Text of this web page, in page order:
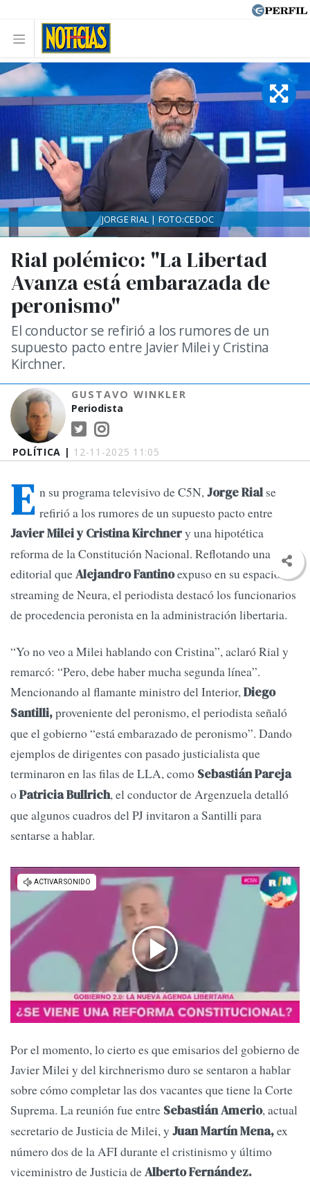
POLÍTICA | 12-11-2025 11:05
Rial polémico: "La Libertad
Avanza está embarazada de
peronismo"
El conductor se refirió a los rumores de un
supuesto pacto entre Javier Milei y Cristina
Kirchner.
GUSTAVO WINKLER
Periodista
JORGE RIAL | FOTO:CEDOC
E n su programa televisivo de C5N,Jorge Rialse
refirió a los rumores de un supuesto pacto entre
Javier Milei y Cristina Kirchnery una hipotética
reforma de la Constitución Nacional. Reflotando una
editorial queAlejandro Fantinoexpuso en su espacio
streaming de Neura, el periodista destacó los funcionarios
de procedencia peronista en la administración libertaria.
“Yo no veo a Milei hablando con Cristina”, aclaró Rial y
remarcó: “Pero, debe haber mucha segunda línea”.
Mencionando al flamante ministro del Interior,Diego
Santilli,proveniente del peronismo, el periodista señaló
que el gobierno “está embarazado de peronismo”. Dando
ejemplos de dirigentes con pasado justicialista que
terminaron en las filas de LLA, como Sebastián Pareja
oPatricia Bullrich, el conductor de Argenzuela detalló
que algunos cuadros del PJ invitaron a Santilli para
sentarse a hablar.
Por el momento, lo cierto es que emisarios del gobierno de
Javier Milei y del kirchnerismo duro se sentaron a hablar
sobre cómo completar las dos vacantes que tiene la Corte
Suprema. La reunión fue entre Sebastián Amerio, actual
secretario de Justicia de Milei, y Juan Martín Mena,ex
número dos de la AFI durante el cristinismo y último
viceministro de Justicia deAlberto Fernández.